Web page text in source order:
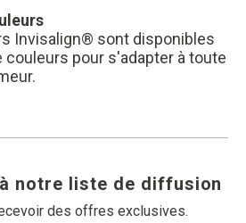
Invisalign® sont disponibles
couleurs pour s'adapter à toute
notre liste de diffusion
des offres exclusives.